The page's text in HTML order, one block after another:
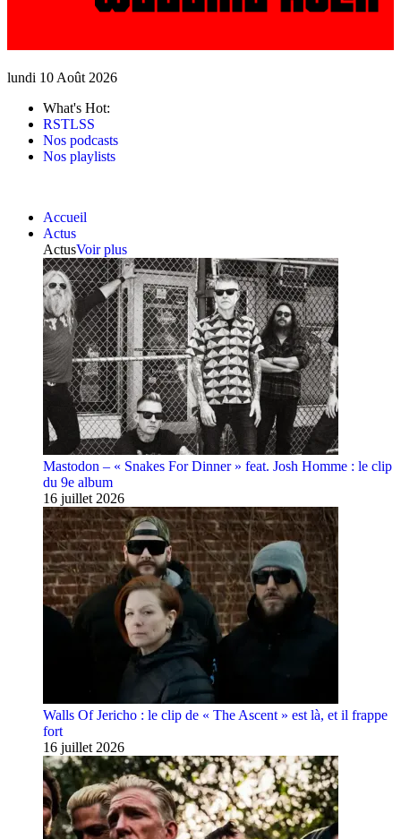
lundi 10 Août 2026
What's Hot:
RSTLSS
Nos podcasts
Nos playlists
Accueil
Actus
ActusVoir plus
Mastodon – « Snakes For Dinner » feat. Josh Homme : le clip
du 9e album
16 juillet 2026
Walls Of Jericho : le clip de « The Ascent » est là, et il frappe
fort
16 juillet 2026